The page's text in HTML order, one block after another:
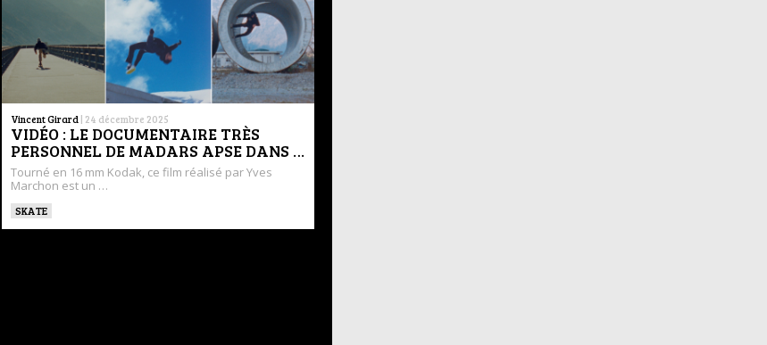
Vincent Girard | 24 décembre 2025
VIDÉO : LE DOCUMENTAIRE TRÈS
PERSONNEL DE MADARS APSE DANS …
Tourné en 16 mm Kodak, ce film réalisé par Yves
Marchon est un …
SKATE